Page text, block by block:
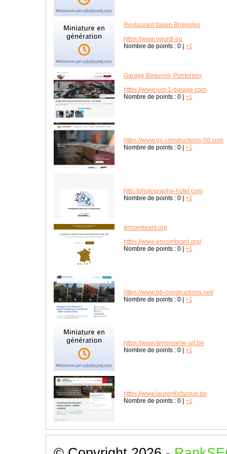
Restaurant italien Brignoles
https://www.gourdi.eu
Nombre de points : 0 +1
Garage Beauvoir, Pontorson
https://www.just-1-garage.com
Nombre de points : 0 +1
https://www.gs-constructions-50.com
Nombre de points : 0 +1
http://photographe-hotel.com
Nombre de points : 0 +1
encombrant.org
https://www.encombrant.org/
Nombre de points : 0 +1
https://www.bb-constructions.net/
Nombre de points : 0 +1
https://www.ferronnerie-art.be
Nombre de points : 0 +1
https://www.laurentlafarque.be
Nombre de points : 0 +1